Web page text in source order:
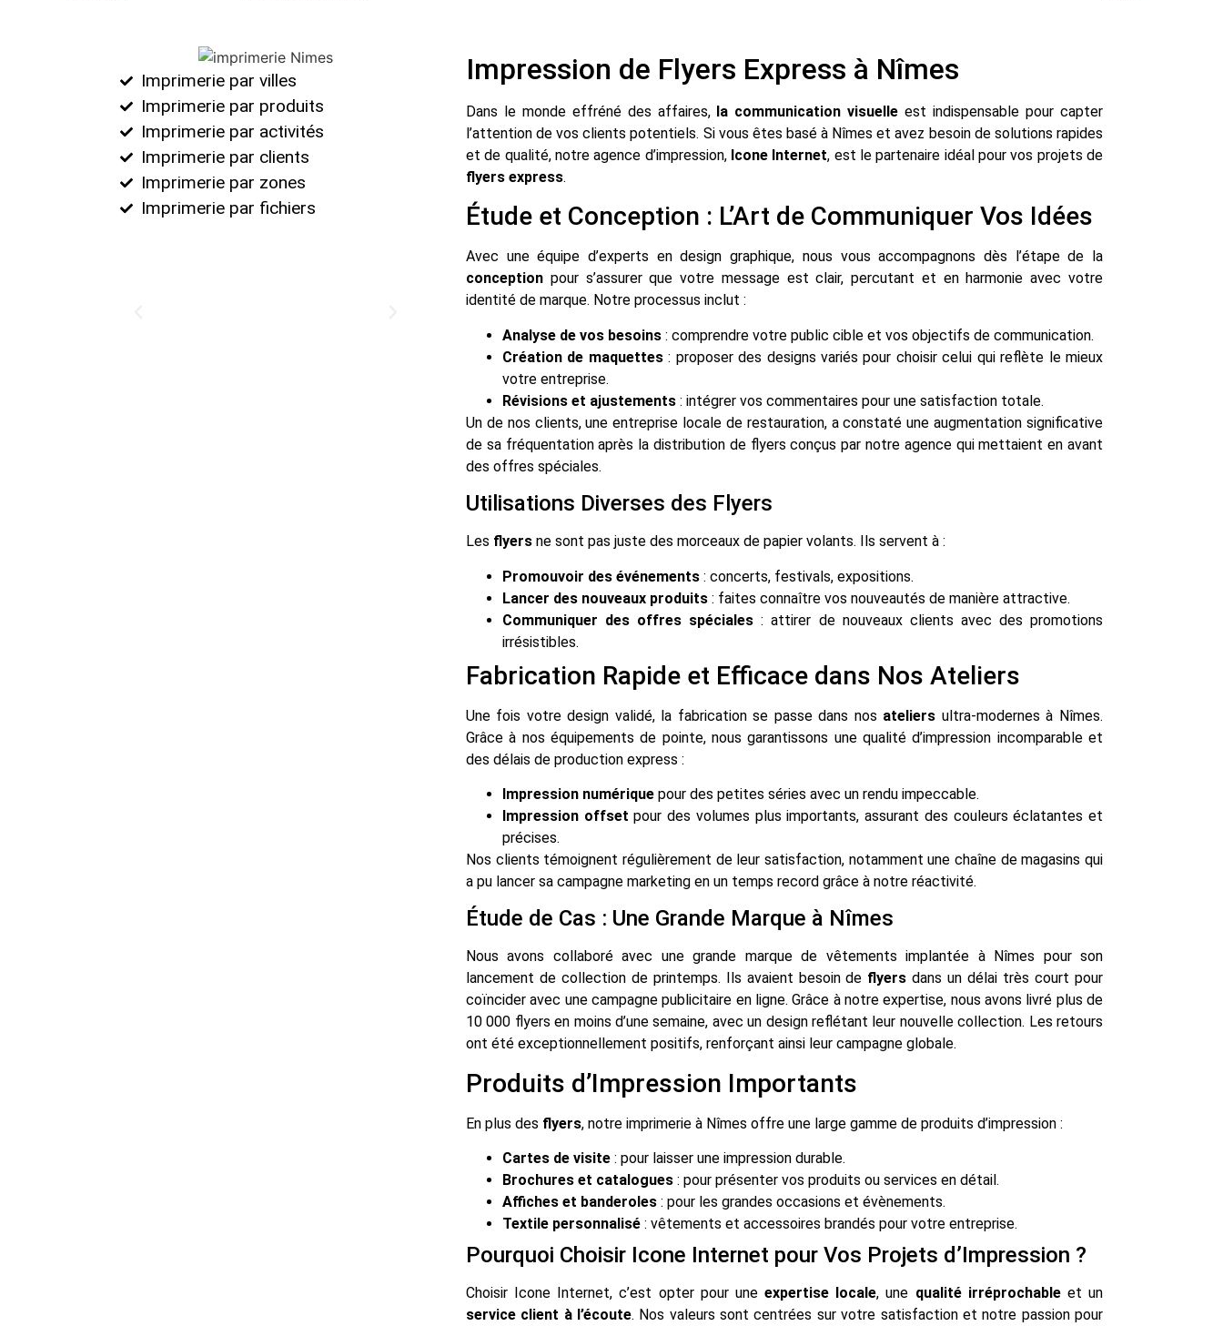
Imprimerie par villes
Imprimerie par produits
Imprimerie par activités
Imprimerie par clients
Imprimerie par zones
Imprimerie par fichiers
Impression de Flyers Express à Nîmes
Dans le monde effréné des affaires, la communication visuelle est indispensable pour capter
l’attention de vos clients potentiels. Si vous êtes basé à Nîmes et avez besoin de solutions rapides
et de qualité, notre agence d’impression, Icone Internet, est le partenaire idéal pour vos projets de
flyers express.
Étude et Conception : L’Art de Communiquer Vos Idées
Avec une équipe d’experts en design graphique, nous vous accompagnons dès l’étape de la
conceptionpour s’assurer que votre message est clair, percutant et en harmonie avec votre
identité de marque. Notre processus inclut :
Analyse de vos besoins: comprendre votre public cible et vos objectifs de communication.
Création de maquettes: proposer des designs variés pour choisir celui qui reflète le mieux
votre entreprise.
Révisions et ajustements: intégrer vos commentaires pour une satisfaction totale.
Un de nos clients, une entreprise locale de restauration, a constaté une augmentation significative
de sa fréquentation après la distribution de flyers conçus par notre agence qui mettaient en avant
des offres spéciales.
Utilisations Diverses des Flyers
Les flyersne sont pas juste des morceaux de papier volants. Ils servent à :
Promouvoir des événements: concerts, festivals, expositions.
Lancer des nouveaux produits: faites connaître vos nouveautés de manière attractive.
Communiquer des offres spéciales : attirer de nouveaux clients avec des promotions
irrésistibles.
Fabrication Rapide et Efficace dans Nos Ateliers
Une fois votre design validé, la fabrication se passe dans nos ateliers ultra-modernes à Nîmes.
Grâce à nos équipements de pointe, nous garantissons une qualité d’impression incomparable et
des délais de production express :
Impression numériquepour des petites séries avec un rendu impeccable.
Impression offset pour des volumes plus importants, assurant des couleurs éclatantes et
précises.
Nos clients témoignent régulièrement de leur satisfaction, notamment une chaîne de magasins qui
a pu lancer sa campagne marketing en un temps record grâce à notre réactivité.
Étude de Cas : Une Grande Marque à Nîmes
Nous avons collaboré avec une grande marque de vêtements implantée à Nîmes pour son
lancement de collection de printemps. Ils avaient besoin de flyers dans un délai très court pour
coïncider avec une campagne publicitaire en ligne. Grâce à notre expertise, nous avons livré plus de
10 000 flyers en moins d’une semaine, avec un design reflétant leur nouvelle collection. Les retours
ont été exceptionnellement positifs, renforçant ainsi leur campagne globale.
Produits d’Impression Importants
En plus des flyers, notre imprimerie à Nîmes offre une large gamme de produits d’impression :
Cartes de visite: pour laisser une impression durable.
Brochures et catalogues: pour présenter vos produits ou services en détail.
Affiches et banderoles: pour les grandes occasions et évènements.
Textile personnalisé: vêtements et accessoires brandés pour votre entreprise.
Pourquoi Choisir Icone Internet pour Vos Projets d’Impression ?
Choisir Icone Internet, c’est opter pour uneexpertise locale, une qualité irréprochableet un
service client à l’écoute. Nos valeurs sont centrées sur votre satisfaction et notre passion pour